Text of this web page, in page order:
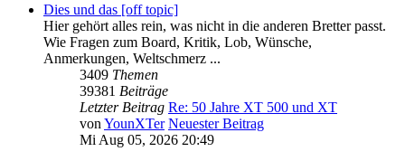
Dies und das [off topic]
Hier gehört alles rein, was nicht in die anderen Bretter passt.
Wie Fragen zum Board, Kritik, Lob, Wünsche,
Anmerkungen, Weltschmerz ...
3409 Themen
39381 Beiträge
Letzter Beitrag Re: 50 Jahre XT 500 und XT
von YounXTer Neuester Beitrag
Mi Aug 05, 2026 20:49